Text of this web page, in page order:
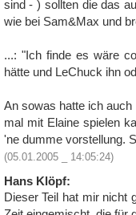
sind - ) sollten die das
wie bei Sam&Max und
...: "Ich finde es wäre
hätte und LeChuck ihn
An sowas hatte ich
mal mit Elaine spielen
'ne dumme vorstellung.
(05.01.2005 _ 14:05:24)
Hans Klöpf:
Dieser Teil hat mir nicht